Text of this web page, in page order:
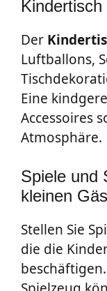
Kindertisch
Der
Luftballons,
Eine
Accessoires
Atmosphäre.
Spiele und
kleinen
Stellen Sie
die die